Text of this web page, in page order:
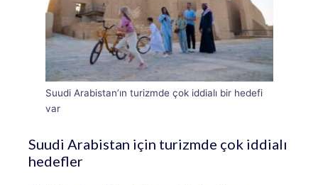
Suudi Arabistan’ın turizmde çok iddialı bir hedefi
var
Suudi Arabistan için turizmde çok iddialı
hedefler